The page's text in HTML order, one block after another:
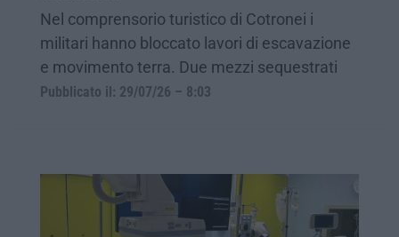
Nel comprensorio turistico di Cotronei i
militari hanno bloccato lavori di escavazione
e movimento terra. Due mezzi sequestrati
Pubblicato il: 29/07/26 – 8:03